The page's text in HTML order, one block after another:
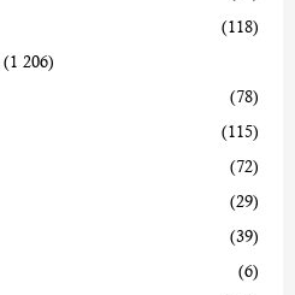
(118)
(1 206)
(78)
(115)
(72)
(29)
(39)
(6)